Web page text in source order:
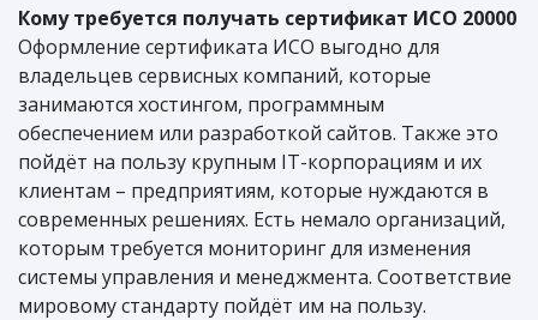
Кому требуется получать сертификат ИСО 20000
Оформление сертификата ИСО выгодно для
владельцев сервисных компаний, которые
занимаются хостингом, программным
обеспечением или разработкой сайтов. Также это
пойдёт на пользу крупным IT-корпорациям и их
клиентам – предприятиям, которые нуждаются в
современных решениях. Есть немало организаций,
которым требуется мониторинг для изменения
системы управления и менеджмента. Соответствие
мировому стандарту пойдёт им на пользу.